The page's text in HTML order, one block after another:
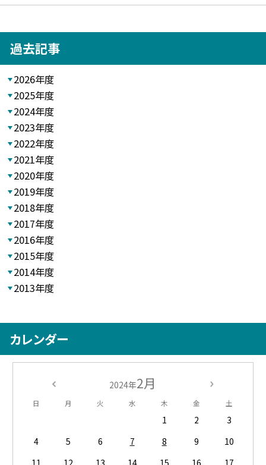
過去記事
2026年度
2025年度
2024年度
2023年度
2022年度
2021年度
2020年度
2019年度
2018年度
2017年度
2016年度
2015年度
2014年度
2013年度
カレンダー
2024年2月
日 月 火 水 木 金 土
1 2
3
4
5 6 7 8 9
10
11
12 13 14 15 16
17